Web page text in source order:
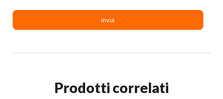
Prodotti correlati